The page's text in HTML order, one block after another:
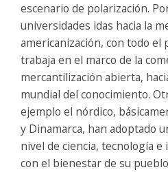
escenario de polarización.
universidades idas hacia la
americanización, con todo el
trabaja en el marco de la
mercantilización abierta,
mundial del conocimiento.
ejemplo el nórdico,
y Dinamarca, han adoptado
nivel de ciencia, tecnología
con el bienestar de su